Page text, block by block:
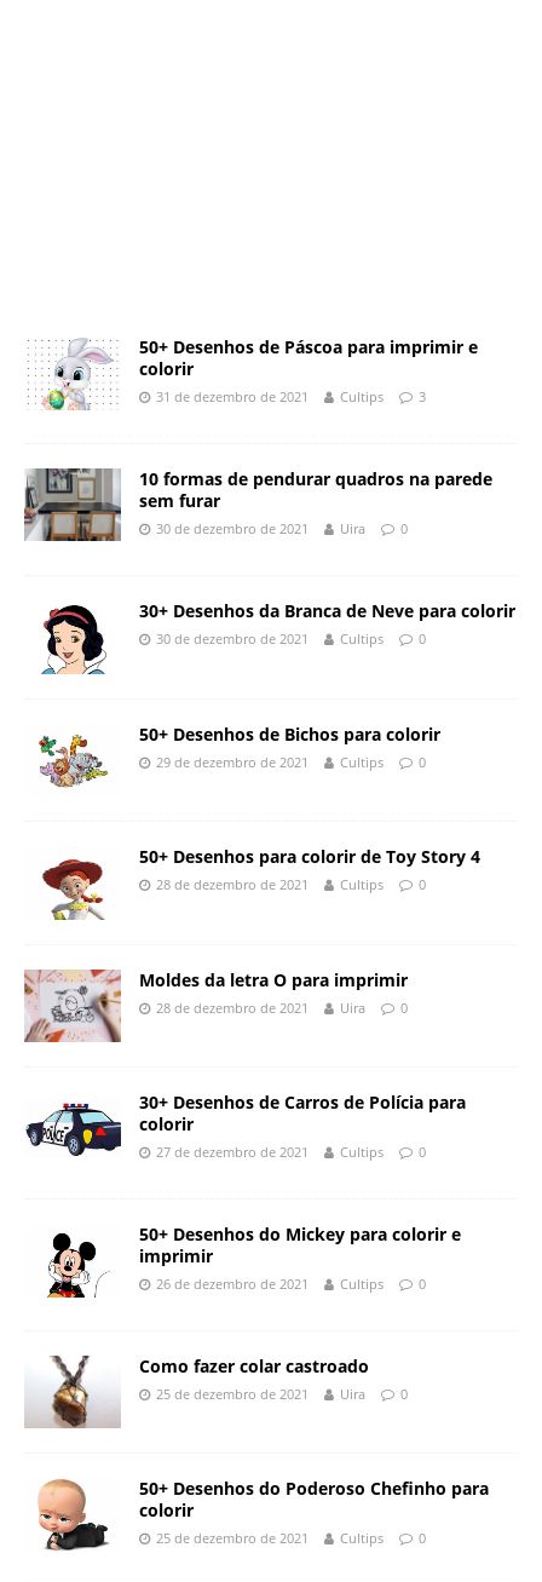
50+ Desenhos de Páscoa para imprimir e
colorir
31 de dezembro de 2021 Cultips 3
10 formas de pendurar quadros na parede
sem furar
30 de dezembro de 2021 Uira 0
30+ Desenhos da Branca de Neve para colorir
30 de dezembro de 2021 Cultips 0
50+ Desenhos de Bichos para colorir
29 de dezembro de 2021 Cultips 0
50+ Desenhos para colorir de Toy Story 4
28 de dezembro de 2021 Cultips 0
Moldes da letra O para imprimir
28 de dezembro de 2021 Uira 0
30+ Desenhos de Carros de Polícia para
colorir
27 de dezembro de 2021 Cultips 0
50+ Desenhos do Mickey para colorir e
imprimir
26 de dezembro de 2021 Cultips 0
Como fazer colar castroado
25 de dezembro de 2021 Uira 0
50+ Desenhos do Poderoso Chefinho para
colorir
25 de dezembro de 2021 Cultips 0